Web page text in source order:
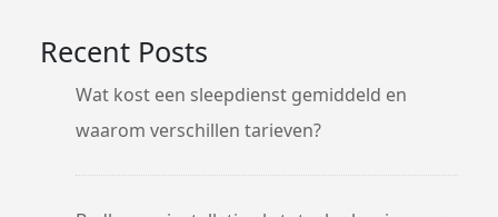
Recent Posts
Wat kost een sleepdienst gemiddeld en
waarom verschillen tarieven?